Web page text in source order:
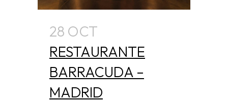
28 OCT
RESTAURANTE
BARRACUDA –
MADRID